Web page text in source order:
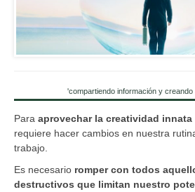
'compartiendo información y
Para aprovechar la creatividad
requiere hacer cambios en nuestra
trabajo.
Es necesario romper con todos
destructivos que limitan nuestro